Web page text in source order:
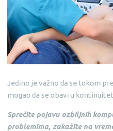
Jedino je važno da se tokom
mogao da se obavi u
Sprečite pojavu ozbiljnih
problemima, zakažite na